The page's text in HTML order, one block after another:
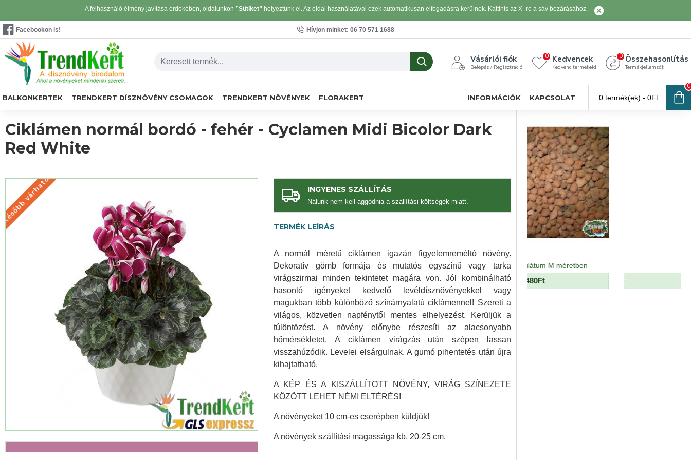
A felhasználó élmény javítása érdekében, oldalunkon ”Sütiket” helyeztünk el. Az oldal használatával ezek automatikusan elfogadásra kerülnek. Kattints az X -re a sáv bezárásához.
Facebookon is! Hívjon minket: 06 70 571 1688
Vásárlói fiók
Belépés / Regisztráció
Kedvencek
Kedvenc termékeid
0 Összehasonlítás
Termékjellemzők
0
BALKONKERTEK TRENDKERT DÍSZNÖVÉNY CSOMAGOK TRENDKERT NÖVÉNYEK FLORAKERT INFORMÁCIÓK KAPCSOLAT 0 termék(ek) - 0Ft
0
Ciklámen normál bordó - fehér - Cyclamen Midi Bicolor Dark
Red White
KÉSŐBB VÁRHATÓ
Később várható INGYENES SZÁLLÍTÁS
Nálunk nem kell aggódnia a szállítási költségek miatt.
TERMÉK LEÍRÁS
A normál méretű ciklámen igazán figyelemreméltó növény.
Dekoratív gömb formája és mutatós egyszínű vagy tarka
virágszirmai minden tekintetet magára von. Jól kombinálható
hasonló igényeket kedvelő levéldísznövényekkel vagy
magukban több különböző színárnyalatú ciklámennel! Szereti a
világos, közvetlen napfénytől mentes elhelyezést. Kerüljük a
túlöntözést. A növény előnybe részesíti az alacsonyabb
hőmérsékletet. A ciklámen virágzás után szépen lassan
visszahúzódik. Levelei elsárgulnak. A gumó pihentetés után újra
kihajtatható.
A KÉP ÉS A KISZÁLLÍTOTT NÖVÉNY, VIRÁG SZÍNEZETE
KÖZÖTT LEHET NÉMI ELTÉRÉS!
A növényeket 10 cm-es cserépben küldjük!
A növények szállítási magassága kb. 20-25 cm.
Agyag granulátum M méretben
480Ft